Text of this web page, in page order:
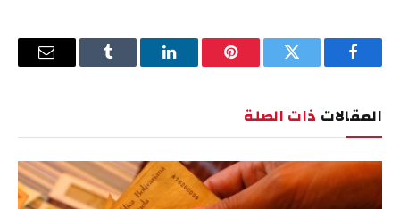
فيسبوك تويتر بينتيريستلينكدإن Tumblr
البريد
المقالات ذات الصلة